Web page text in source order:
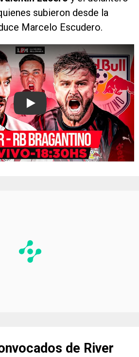
subieron desde la
Marcelo Escudero.
Play
de River